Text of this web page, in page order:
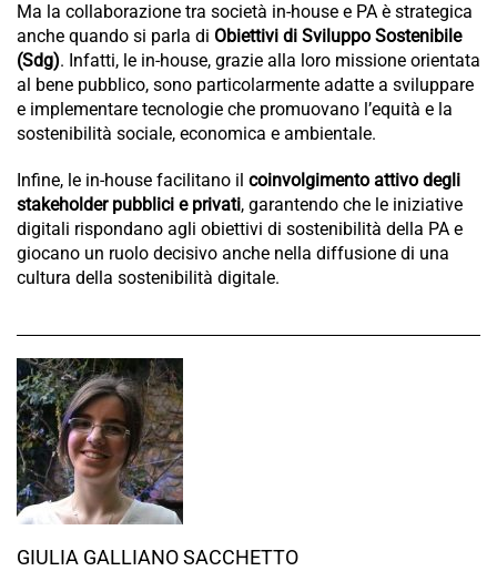
Ma la collaborazione tra società in-house e PA è strategica
anche quando si parla di Obiettivi di Sviluppo Sostenibile
(Sdg). Infatti, le in-house, grazie alla loro missione orientata
al bene pubblico, sono particolarmente adatte a sviluppare
e implementare tecnologie che promuovano l’equità e la
sostenibilità sociale, economica e ambientale.
Infine, le in-house facilitano il coinvolgimento attivo degli
stakeholder pubblici e privati, garantendo che le iniziative
digitali rispondano agli obiettivi di sostenibilità della PA e
giocano un ruolo decisivo anche nella diffusione di una
cultura della sostenibilità digitale.
GIULIA GALLIANO SACCHETTO